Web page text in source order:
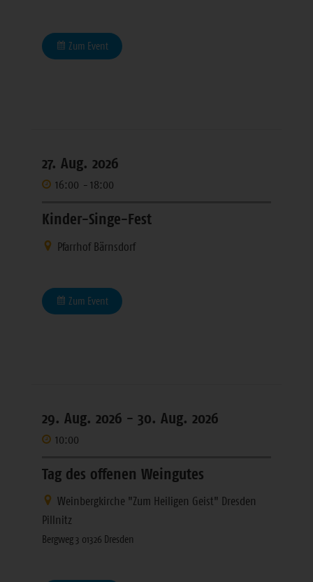
Zum Event
27. Aug. 2026
16:00 -18:00
Kinder-Singe-Fest
Pfarrhof Bärnsdorf
Zum Event
29. Aug. 2026 - 30. Aug. 2026
10:00
Tag des offenen Weingutes
Weinbergkirche "Zum Heiligen Geist" Dresden
Pillnitz
Bergweg 3 01326 Dresden